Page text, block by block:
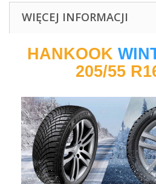
WIĘCEJ INFORMACJI
HANKOOK
205/55